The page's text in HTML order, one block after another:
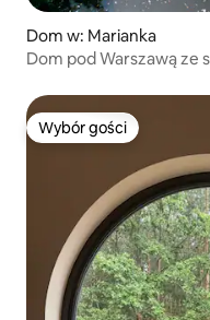
Dom w: Marianka
Dom pod Warszawą ze
Wybór gości
Wybór gości